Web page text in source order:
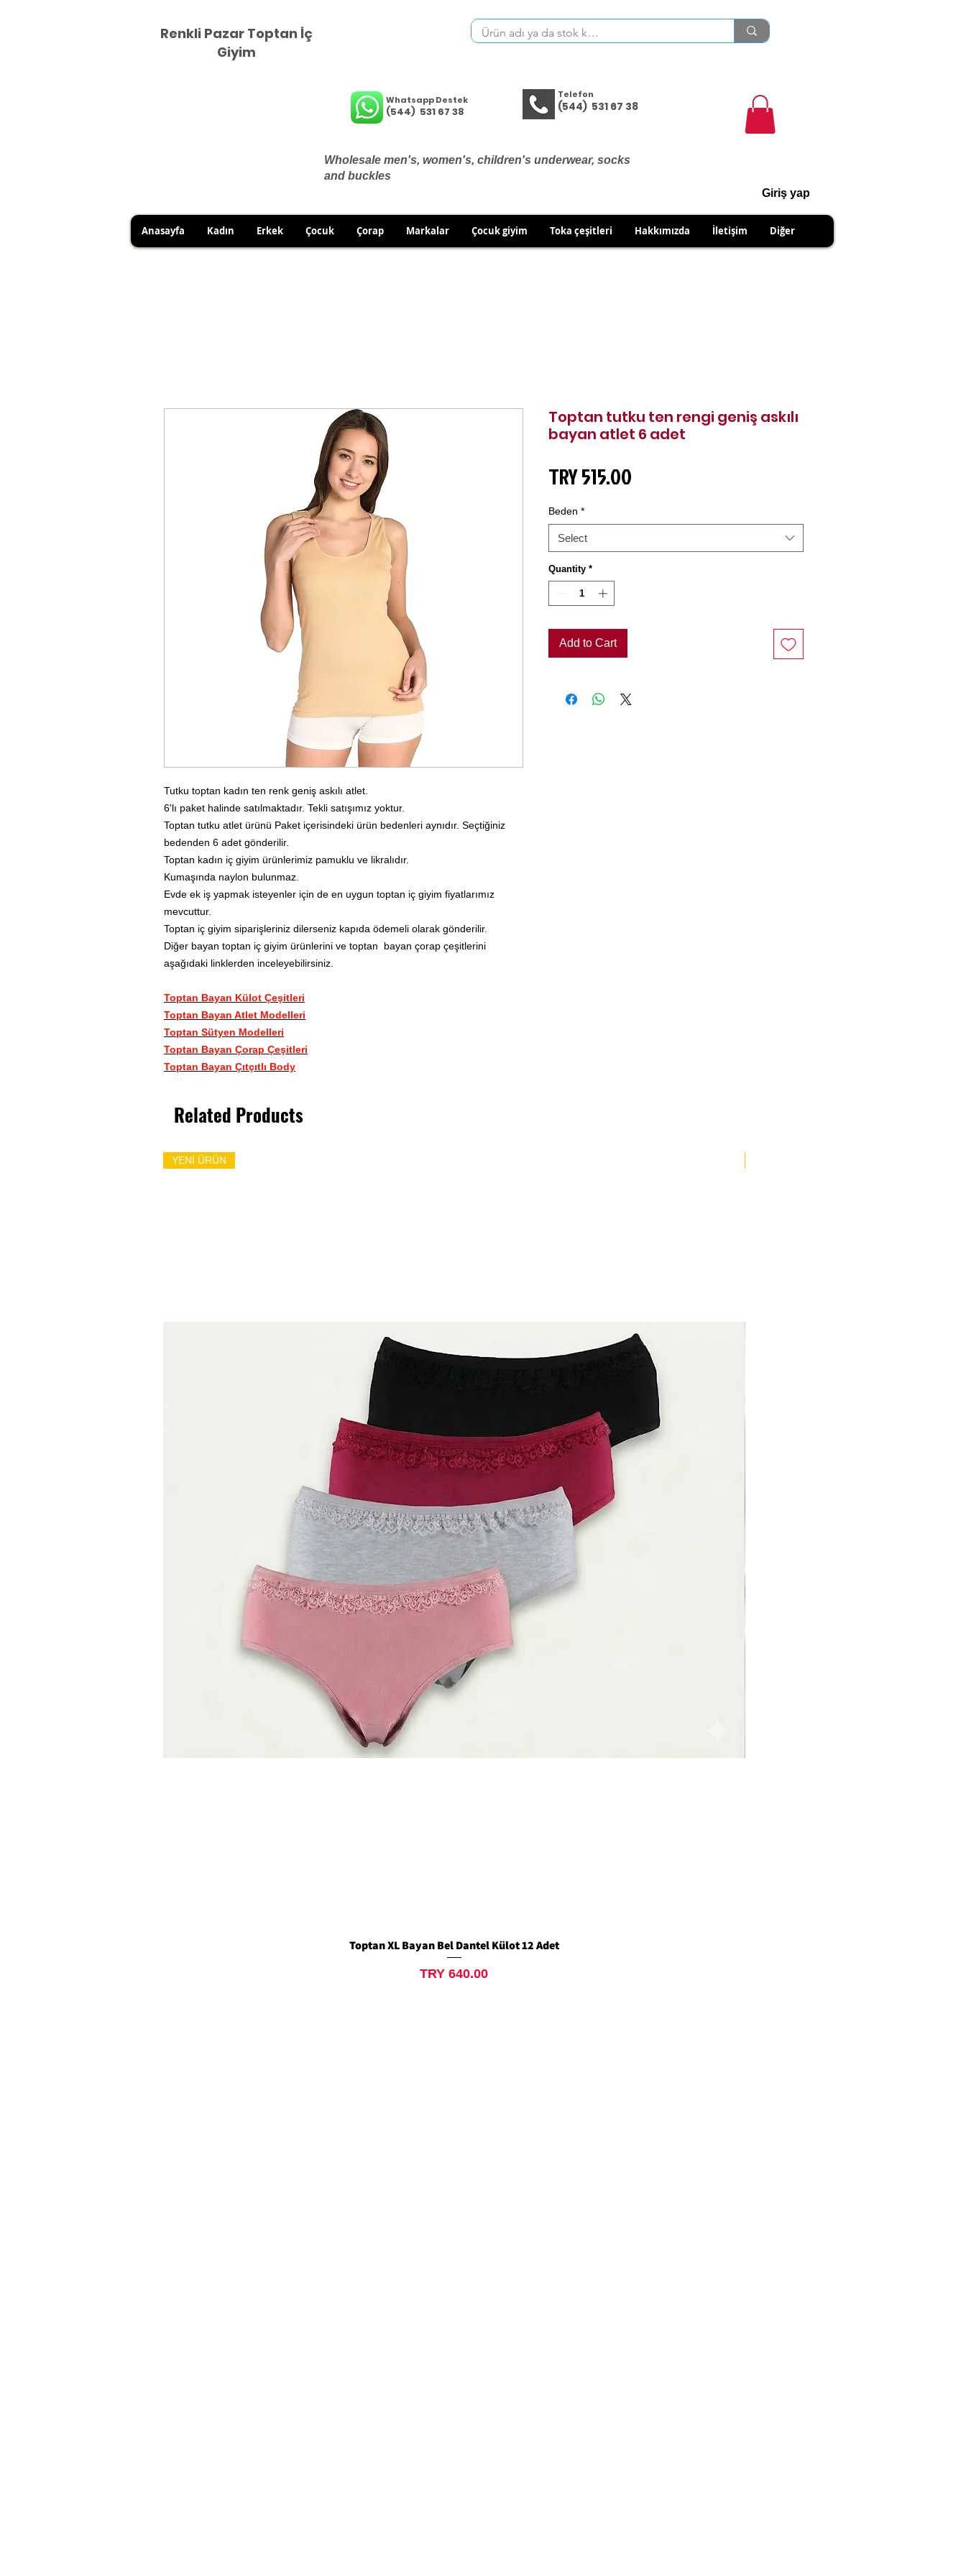
Renkli Pazar Toptan İç
Giyim
Whatsapp Destek
(544) 531 67 38
Telefon
(544) 531 67 38
Wholesale men's, women's, children's underwear, socks
and buckles
Giriş yap
Anasayfa Kadın Erkek Çocuk Çorap Markalar Çocuk giyim Toka çeşitleri Hakkımızda İletişim Diğer
Tutku toptan kadın ten renk geniş askılı atlet.
6'lı paket halinde satılmaktadır. Tekli satışımız yoktur.
Toptan tutku atlet ürünü Paket içerisindeki ürün bedenleri aynıdır. Seçtiğiniz
bedenden 6 adet gönderilir.
Toptan kadın iç giyim ürünlerimiz pamuklu ve likralıdır.
Kumaşında naylon bulunmaz.
Evde ek iş yapmak isteyenler için de en uygun toptan iç giyim fiyatlarımız
mevcuttur.
Toptan iç giyim siparişleriniz dilerseniz kapıda ödemeli olarak gönderilir.
Diğer bayan toptan iç giyim ürünlerini ve toptan bayan çorap çeşitlerini
aşağıdaki linklerden inceleyebilirsiniz.
Toptan Bayan Külot Çeşitleri
Toptan Bayan Atlet Modelleri
Toptan Sütyen Modelleri
Toptan Bayan Çorap Çeşitleri
Toptan Bayan Çıtçıtlı Body
Toptan tutku ten rengi geniş askılı
bayan atlet 6 adet
TRY 515.00
Beden *
Select
Quantity *
Add to Cart
Related Products
Quick View
YENİ ÜRÜN
Toptan XL Bayan Bel Dantel Külot 12 Adet
Price
TRY 640.00